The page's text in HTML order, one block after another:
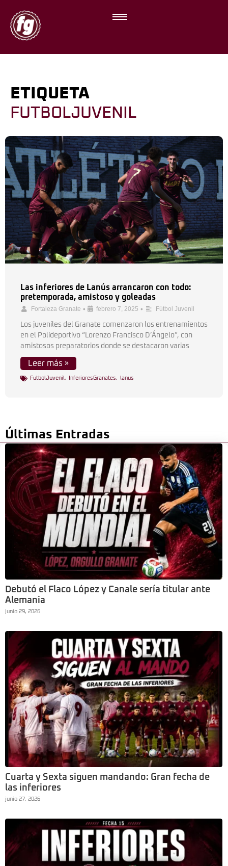
ETIQUETA
FUTBOLJUVENIL
Las inferiores de Lanús arrancaron con todo:
pretemporada, amistoso y goleadas
Fortaleza Granate • febrero 7, 2025 • Fútbol Juvenil
Los juveniles del Granate comenzaron los entrenamientos
en el Polideportivo “Lorenzo Francisco D’Ángelo”, con
amistosos preparatorios donde se destacaron varias
Leer más »
FutbolJuvenil , InferioresGranates, lanus
Últimas Entradas
Debutó el Flaco López y Canale sería titular ante
Alemania
junio 29, 2026
Cuarta y Sexta siguen mandando: Gran fecha de
las inferiores
junio 27, 2026